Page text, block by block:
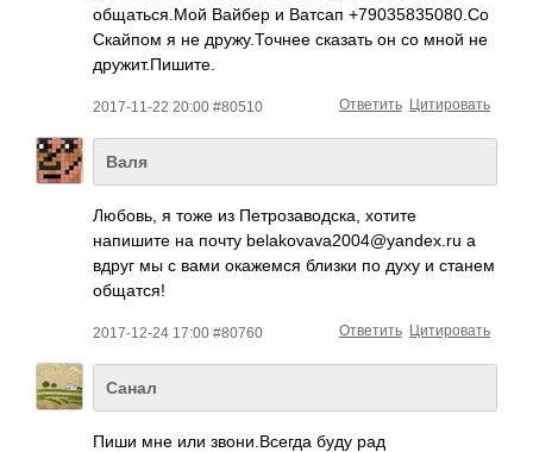
общаться.Мой Вайбер и Ватсап +79035835080.Со
Скайпом я не дружу.Точнее сказать он со мной не
дружит.Пишите.
2017-11-22 20:00 #80510 Цитировать
Ответить
Валя
Любовь, я тоже из Петрозаводска, хотите
напишите на почту belakovava2004@y­andex.ru­ а
вдруг мы с вами окажемся близки по духу и станем
общатся!
2017-12-24 17:00 #80760 Цитировать
Ответить
Санал
Пиши мне или звони.Всегда буду рад